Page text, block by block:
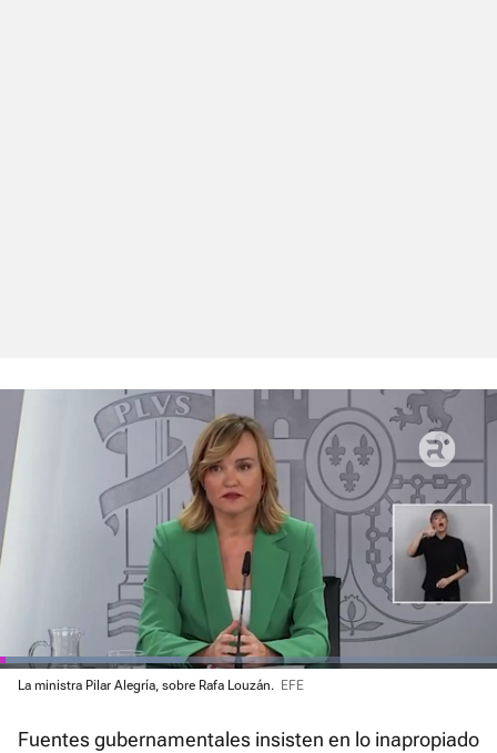
Current
Time
0:01 / Duration
1:04
Loaded
El sonido está silenciado, puedes
activarlo desde la barra de control
La ministra Pilar Alegría, sobre Rafa Louzán. EFE
Fuentes gubernamentales insisten en lo inapropiado